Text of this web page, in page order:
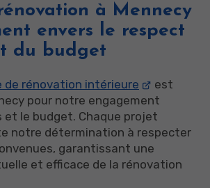
à Mennecy
envers le respect
du budget
de rénovation intérieure
est
pour notre engagement
et le budget. Chaque projet
notre détermination à respecter
garantissant une
et efficace de la rénovation